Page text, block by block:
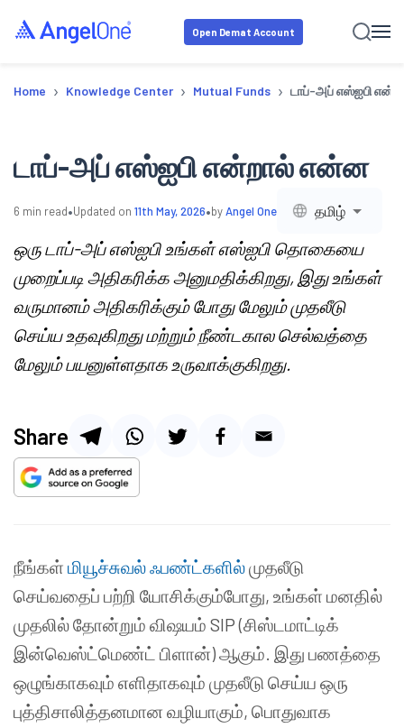
Open Demat Account
Home › Knowledge Center › Mutual Funds › டாப்-அப் எஸ்ஐபி
டாப்-அப் எஸ்ஐபி என்றால் என்ன
6 min read•Updated on 11th May, 2026•byAngel One தமிழ்
ஒரு டாப்-அப் எஸ்ஐபி உங்கள் எஸ்ஐபி தொகையை
முறைப்படி அதிகரிக்க அனுமதிக்கிறது, இது உங்கள்
வருமானம் அதிகரிக்கும் போது மேலும் முதலீடு
செய்ய உதவுகிறது மற்றும் நீண்டகால செல்வத்தை
மேலும் பயனுள்ளதாக உருவாக்குகிறது.
Share
நீங்கள் மியூச்சுவல் ஃபண்ட்களில்முதலீடு
செய்வதைப் பற்றி யோசிக்கும்போது, உங்கள் மனதில்
முதலில் தோன்றும் விஷயம் SIP (சிஸ்டமாட்டிக்
இன்வெஸ்ட்மெண்ட் பிளான்) ஆகும். இது பணத்தை
ஒழுங்காகவும் எளிதாகவும் முதலீடு செய்ய ஒரு
புத்திசாலித்தனமான வழியாகும், பொதுவாக